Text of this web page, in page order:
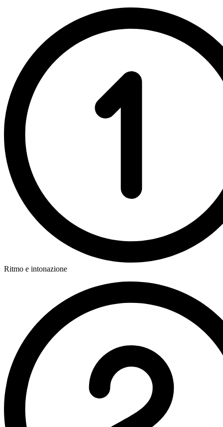
Ritmo e intonazione